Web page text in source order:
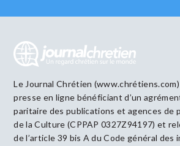
Le Journal Chrétien
presse en ligne bénéficiant d’un
paritaire des publications et agences de
de la Culture (CPPAP 0327Z94197) et
de l’article 39 bis A du Code général des